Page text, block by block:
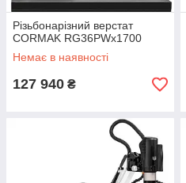
Різьбонарізний верстат
CORMAK RG36PWx1700
Немає в наявності
127 940 ₴